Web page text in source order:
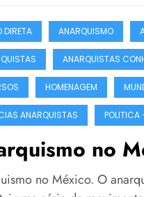
DIRETA ANARQUISMO
ANARQUISTAS
HOMENAGEM
ANARQUISTAS POLITICA
no
no México. O